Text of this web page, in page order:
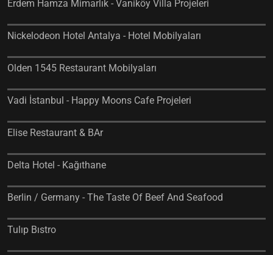
Erdem Hamza Mimarlık - Vaniköy Villa Projeleri
Nickelodeon Hotel Antalya - Hotel Mobilyaları
Olden 1545 Restaurant Mobilyaları
Vadi İstanbul - Happy Moons Cafe Projeleri
Elise Restaurant & BAr
Delta Hotel - Kağıthane
Berlin / Germany - The Taste Of Beef And Seafood
Tulıp Bıstro